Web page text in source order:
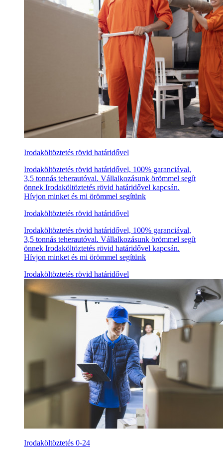
Irodaköltöztetés rövid határidővel
Irodaköltöztetés rövid határidővel, 100% garanciával,
3,5 tonnás teherautóval. Vállalkozásunk örömmel segít
önnek Irodaköltöztetés rövid határidővel kapcsán.
Hívjon minket és mi örömmel segítünk
Irodaköltöztetés rövid határidővel
Irodaköltöztetés rövid határidővel, 100% garanciával,
3,5 tonnás teherautóval. Vállalkozásunk örömmel segít
önnek Irodaköltöztetés rövid határidővel kapcsán.
Hívjon minket és mi örömmel segítünk
Irodaköltöztetés rövid határidővel
Irodaköltöztetés 0-24